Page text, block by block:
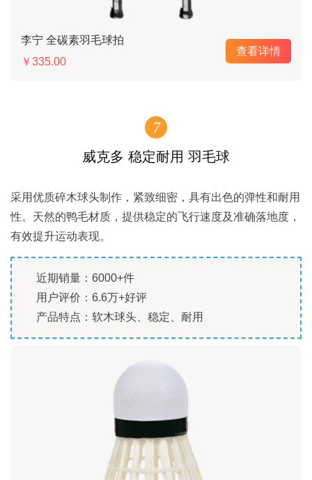
李宁 全碳素羽毛球拍
￥335.00
查看详情
7
威克多 稳定耐用 羽毛球
采用优质碎木球头制作，紧致细密，具有出色的弹性和耐用
性。天然的鸭毛材质，提供稳定的飞行速度及准确落地度，
有效提升运动表现。
近期销量：6000+件
用户评价：6.6万+好评
产品特点：软木球头、稳定、耐用